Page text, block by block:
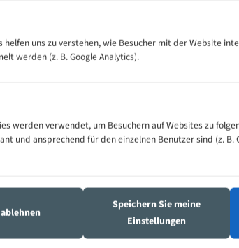
• Schaumstoff • Leder • Kork • Gummi • Textilien •
und modernster Fertigungstechnik. Die
Kurven- und Konturarbeiten. Die gehärteten
Art. 19).
helfen uns zu verstehen, wie Besucher mit der Website
werden (z. B. Google Analytics).
werden verwendet, um Besuchern auf Websites zu
und ansprechend für den einzelnen Benutzer sind (z. B.
Speichern Sie meine
Einstellungen